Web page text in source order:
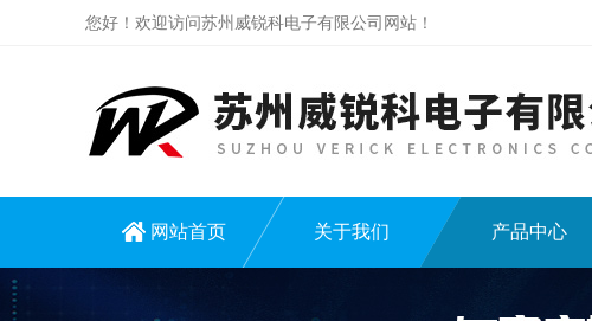
您好！欢迎访问苏州威锐科电子有限公司网站！
网站首页 关于我们 产品中心